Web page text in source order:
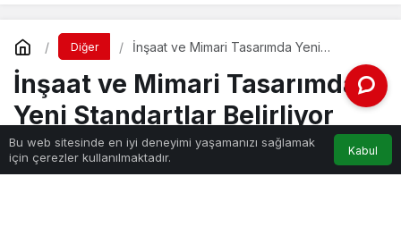
Diğer
İnşaat ve Mimari Tasarımda Yeni
İnşaat ve Mimari Tasarımda
Yeni Standartlar Belirliyor
Haber Gezginitarafından yayınlandı
Bu web sitesinde en iyi deneyimi yaşamanızı sağlamak
için çerezler kullanılmaktadır.
Kabul